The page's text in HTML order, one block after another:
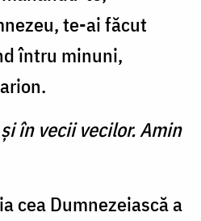
te-ai făcut
întru minuni,
în vecii vecilor. Amin
cea Dumnezeiască a